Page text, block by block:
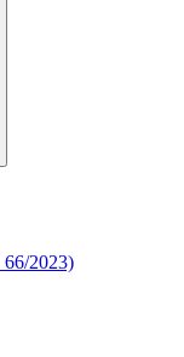
66/2023)